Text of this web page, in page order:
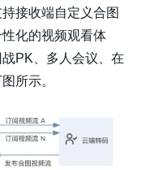
接收端自定义合图
化的视频观看体
PK、多人会议、在
所示。